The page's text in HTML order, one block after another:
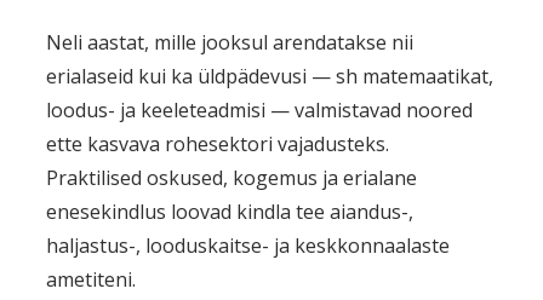
Neli aastat, mille jooksul arendatakse nii
erialaseid kui ka üldpädevusi — sh matemaatikat,
loodus- ja keeleteadmisi — valmistavad noored
ette kasvava rohesektori vajadusteks.
Praktilised oskused, kogemus ja erialane
enesekindlus loovad kindla tee aiandus-,
haljastus-, looduskaitse- ja keskkonnaalaste
ametiteni.